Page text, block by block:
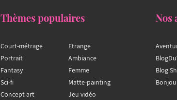
Thèmes populaires
Court-métrage
Portrait
Fantasy
Sci-fi
Concept art
Etrange
Ambiance
Femme
Matte-painting
Jeu vidéo
Nos
Blog